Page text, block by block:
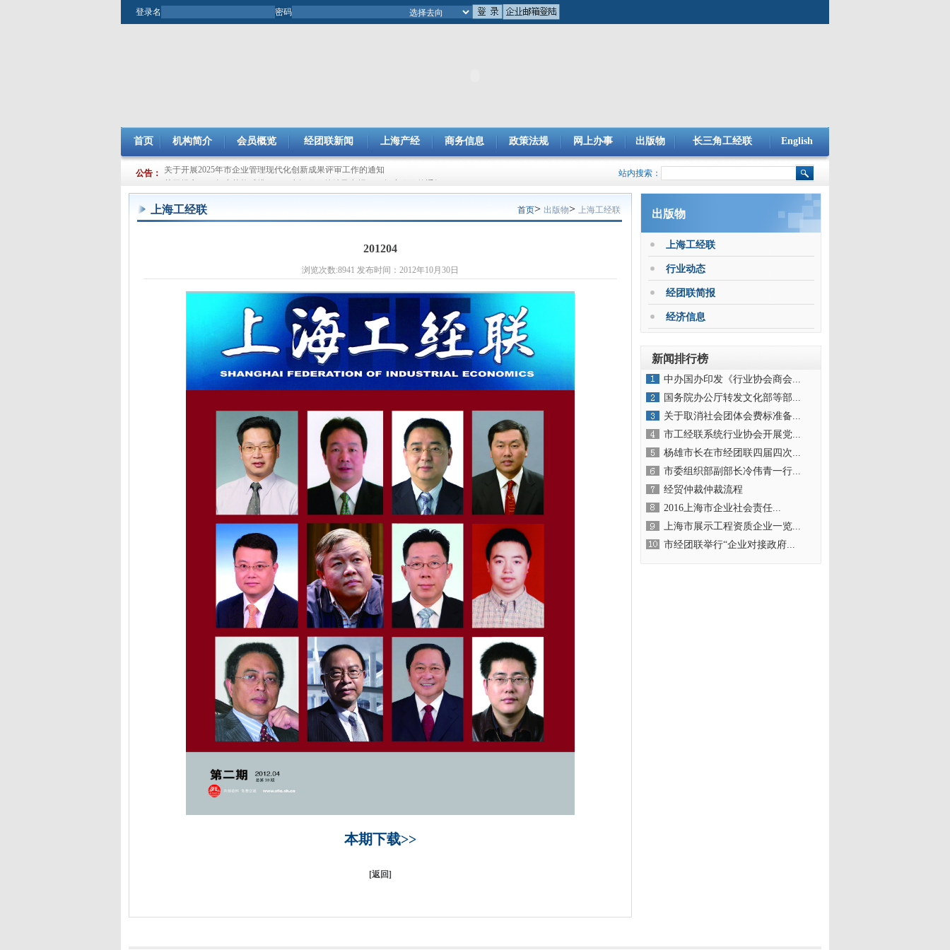
登录名 密码
首页 机构简介 会员概览 经团联新闻 上海产经 商务信息 政策法规 网上办事 出版物 长三角工经联 English
公告：
关于开展2025年市企业管理现代化创新成果评审工作的通知
关于提交2024年度节能减排（JJ）小组项目总结及申报2025年度项目的通知
站内搜索：
上海工经联 首页> 出版物> 上海工经联
201204
浏览次数:8941 发布时间：2012年10月30日
本期下载>>
[返回]
出版物
上海工经联
行业动态
经团联简报
经济信息
新闻排行榜
中办国办印发《行业协会商会...
国务院办公厅转发文化部等部...
关于取消社会团体会费标准备...
市工经联系统行业协会开展党...
杨雄市长在市经团联四届四次...
市委组织部副部长冷伟青一行...
经贸仲裁仲裁流程
2016上海市企业社会责任...
上海市展示工程资质企业一览...
市经团联举行“企业对接政府...